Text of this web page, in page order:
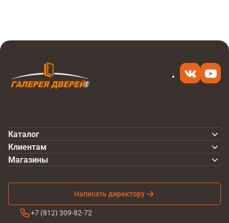
Каталог
Клиентам
Написать директору
+7 (812) 309-82-72
Магазины